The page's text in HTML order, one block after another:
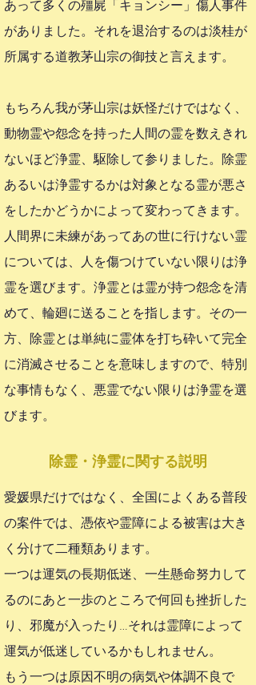
あって多くの殭屍「キョンシー」傷人事件
がありました。それを退治するのは淡桂が
所属する道教茅山宗の御技と言えます。
もちろん我が茅山宗は妖怪だけではなく、
動物霊や怨念を持った人間の霊を数えきれ
ないほど浄霊、駆除して参りました。除霊
あるいは浄霊するかは対象となる霊が悪さ
をしたかどうかによって変わってきます。
人間界に未練があってあの世に行けない霊
については、人を傷つけていない限りは浄
霊を選びます。浄霊とは霊が持つ怨念を清
めて、輪廻に送ることを指します。その一
方、除霊とは単純に霊体を打ち砕いて完全
に消滅させることを意味しますので、特別
な事情もなく、悪霊でない限りは浄霊を選
びます。
​除霊・浄霊に関する説明
愛媛県だけではなく、全国によくある普段
の案件では、憑依や霊障による被害は大き
く分けて二種類あります。
一つは運気の長期低迷、一生懸命努力して
るのにあと一歩のところで何回も挫折した
り、邪魔が入ったり…それは霊障によって
運気が低迷しているかもしれません。​
もう一つは原因不明の病気や体調不良で